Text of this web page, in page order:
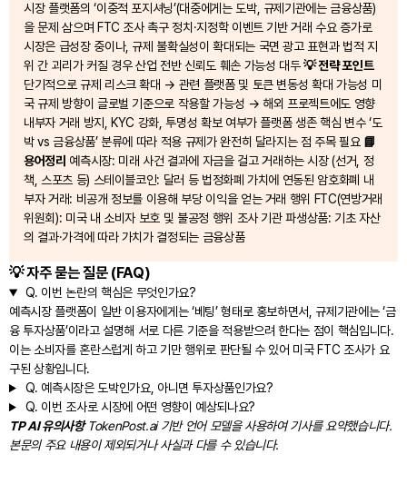
시장 플랫폼의 ‘이중적 포지셔닝’(대중에게는 도박, 규제기관에는 금융상품)
을 문제 삼으며 FTC 조사 촉구 정치·지정학 이벤트 기반 거래 수요 증가로
시장은 급성장 중이나, 규제 불확실성이 확대되는 국면 광고 표현과 법적 지
위 간 괴리가 커질 경우 산업 전반 신뢰도 훼손 가능성 대두💡 전략 포인트
단기적으로 규제 리스크 확대 → 관련 플랫폼 및 토큰 변동성 확대 가능성 미
국 규제 방향이 글로벌 기준으로 작용할 가능성 → 해외 프로젝트에도 영향
내부자 거래 방지, KYC 강화, 투명성 확보 여부가 플랫폼 생존 핵심 변수 ‘도
박 vs 금융상품’ 분류에 따라 적용 규제가 완전히 달라지는 점 주목 필요 📘
용어정리 예측시장: 미래 사건 결과에 자금을 걸고 거래하는 시장 (선거, 정
책, 스포츠 등) 스테이블코인: 달러 등 법정화폐 가치에 연동된 암호화폐 내
부자 거래: 비공개 정보를 이용해 부당 이익을 얻는 거래 행위 FTC(연방거래
위원회): 미국 내 소비자 보호 및 불공정 행위 조사 기관 파생상품: 기초 자산
의 결과·가격에 따라 가치가 결정되는 금융상품
💡 자주 묻는 질문 (FAQ)
Q. 이번 논란의 핵심은 무엇인가요?
예측시장 플랫폼이 일반 이용자에게는 ‘베팅’ 형태로 홍보하면서, 규제기관에는 ‘금
융 투자상품’이라고 설명해 서로 다른 기준을 적용받으려 한다는 점이 핵심입니다.
이는 소비자를 혼란스럽게 하고 기만 행위로 판단될 수 있어 미국 FTC 조사가 요
구된 상황입니다.
Q. 예측시장은 도박인가요, 아니면 투자상품인가요?
Q. 이번 조사로 시장에 어떤 영향이 예상되나요?
TP AI 유의사항TokenPost.ai 기반 언어 모델을 사용하여 기사를 요약했습니다.
본문의 주요 내용이 제외되거나 사실과 다를 수 있습니다.